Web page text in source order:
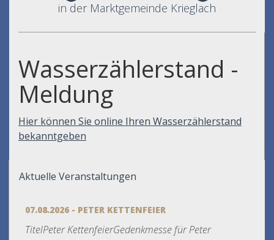
in der Marktgemeinde Krieglach
Wasserzählerstand -
Meldung
Hier können Sie online Ihren Wasserzählerstand
bekanntgeben
Aktuelle Veranstaltungen
07.08.2026 - PETER KETTENFEIER
TitelPeter KettenfeierGedenkmesse für Peter